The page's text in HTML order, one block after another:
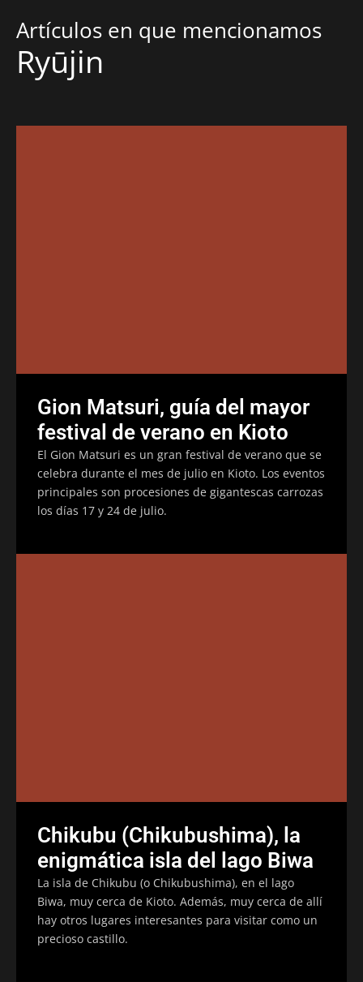
Artículos en que mencionamos
Ryūjin
Gion Matsuri, guía del mayor
festival de verano en Kioto
El Gion Matsuri es un gran festival de verano que se
celebra durante el mes de julio en Kioto. Los eventos
principales son procesiones de gigantescas carrozas
los días 17 y 24 de julio.
Chikubu (Chikubushima), la
enigmática isla del lago Biwa
La isla de Chikubu (o Chikubushima), en el lago
Biwa, muy cerca de Kioto. Además, muy cerca de allí
hay otros lugares interesantes para visitar como un
precioso castillo.